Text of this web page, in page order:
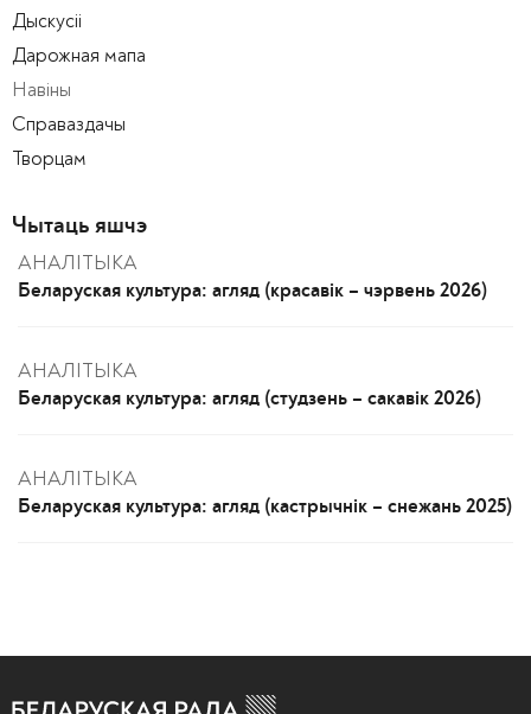
Дыскусіі
Дарожная мапа
Навіны
Справаздачы
Творцам
Чытаць яшчэ
АНАЛІТЫКА
Беларуская культура: агляд (красавік – чэрвень 2026)
АНАЛІТЫКА
Беларуская культура: агляд (студзень – сакавік 2026)
АНАЛІТЫКА
Беларуская культура: агляд (кастрычнік – снежань 2025)